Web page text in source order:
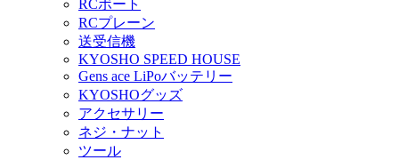
RCボート
RCプレーン
送受信機
KYOSHO SPEED HOUSE
Gens ace LiPoバッテリー
KYOSHOグッズ
アクセサリー
ネジ・ナット
ツール